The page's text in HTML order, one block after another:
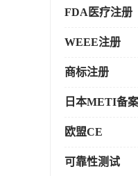
FDA医疗注册
WEEE注册
商标注册
日本METI备案
欧盟CE
可靠性测试